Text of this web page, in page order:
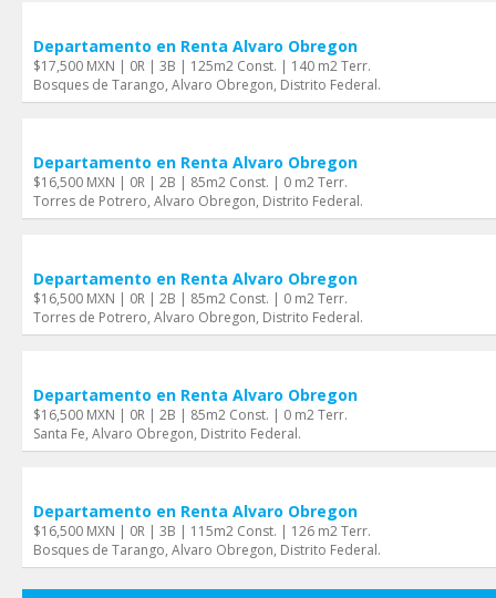
Departamento en Renta Alvaro Obregon
$17,500 MXN | 0R | 3B | 125m2 Const. | 140 m2 Terr.
Bosques de Tarango, Alvaro Obregon, Distrito Federal.
Departamento en Renta Alvaro Obregon
$16,500 MXN | 0R | 2B | 85m2 Const. | 0 m2 Terr.
Torres de Potrero, Alvaro Obregon, Distrito Federal.
Departamento en Renta Alvaro Obregon
$16,500 MXN | 0R | 2B | 85m2 Const. | 0 m2 Terr.
Torres de Potrero, Alvaro Obregon, Distrito Federal.
Departamento en Renta Alvaro Obregon
$16,500 MXN | 0R | 2B | 85m2 Const. | 0 m2 Terr.
Santa Fe, Alvaro Obregon, Distrito Federal.
Departamento en Renta Alvaro Obregon
$16,500 MXN | 0R | 3B | 115m2 Const. | 126 m2 Terr.
Bosques de Tarango, Alvaro Obregon, Distrito Federal.